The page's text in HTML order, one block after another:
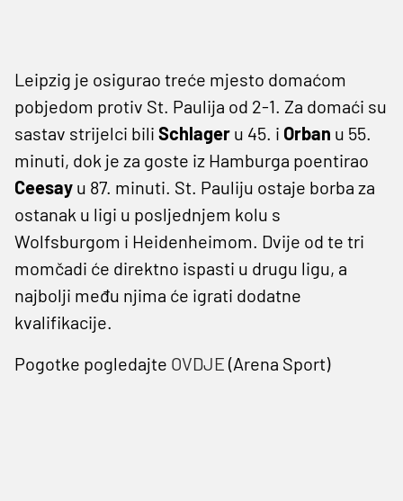
Leipzig je osigurao treće mjesto domaćom
pobjedom protiv St. Paulija od 2-1. Za domaći su
sastav strijelci bili Schlager u 45. i Orban u 55.
minuti, dok je za goste iz Hamburga poentirao
Ceesay u 87. minuti. St. Pauliju ostaje borba za
ostanak u ligi u posljednjem kolu s
Wolfsburgom i Heidenheimom. Dvije od te tri
momčadi će direktno ispasti u drugu ligu, a
najbolji među njima će igrati dodatne
kvalifikacije.
Pogotke pogledajte OVDJE (Arena Sport)